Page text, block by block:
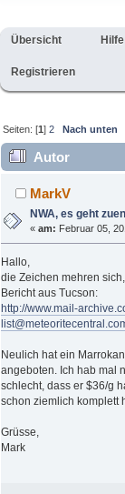
Übersicht Hilfe
Registrieren
Seiten: [1]2 Nach unten
Autor
(Gelesen 9757 mal)
MarkV
NWA, es geht
«am: Februar 05,
Hallo,
die Zeichen mehren
Bericht aus Tucson:
http://www.mail-
Neulich hat ein
angeboten. Ich hab mal
schlecht, dass er $36/g
schon ziemlich komplett
Grüsse,
Mark